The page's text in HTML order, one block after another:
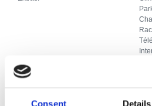
Consent Details